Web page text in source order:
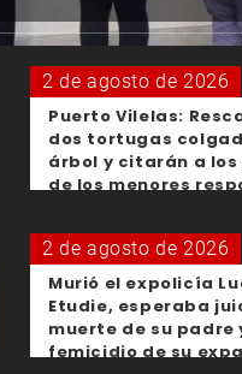
2 de agosto de 2026
Puerto Vilelas:
dos tortugas
árbol y citarán a los
de los menores
2 de agosto de 2026
Murió el expolicía
Etudie, esperaba
muerte de su padre
femicidio de su